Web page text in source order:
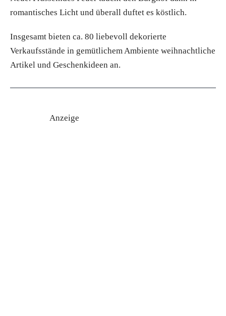
romantisches Licht und überall duftet es köstlich.
Insgesamt bieten ca. 80 liebevoll dekorierte
Verkaufsstände in gemütlichem Ambiente weihnachtliche
Artikel und Geschenkideen an.
Anzeige